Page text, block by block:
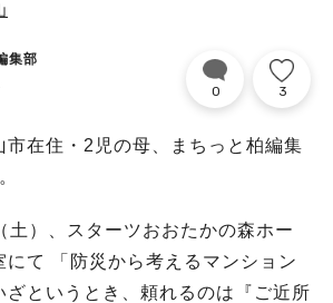
集部
0 3
市在住・2児の母、まちっと柏編集
土）、スターツおおたかの森ホー
にて 「防災から考えるマンション
ざというとき、頼れるのは『ご近所